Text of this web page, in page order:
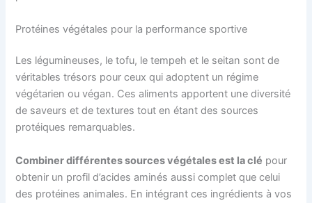
Protéines végétales pour la performance sportive
Les légumineuses, le tofu, le tempeh et le seitan sont de
véritables trésors pour ceux qui adoptent un régime
végétarien ou végan. Ces aliments apportent une diversité
de saveurs et de textures tout en étant des sources
protéiques remarquables.
Combiner différentes sources végétales est la clé pour
obtenir un profil d’acides aminés aussi complet que celui
des protéines animales. En intégrant ces ingrédients à vos